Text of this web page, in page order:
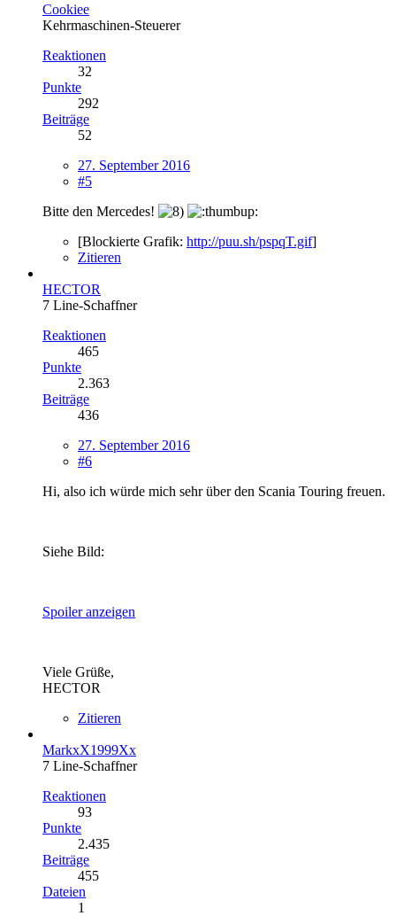
Cookiee
Kehrmaschinen-Steuerer
Reaktionen
32
Punkte
292
Beiträge
52
27. September 2016
#5
Bitte den Mercedes!
[Blockierte Grafik: http://puu.sh/pspqT.gif]
Zitieren
HECTOR
7 Line-Schaffner
Reaktionen
465
Punkte
2.363
Beiträge
436
27. September 2016
#6
Hi, also ich würde mich sehr über den Scania Touring freuen.
Siehe Bild:
Spoiler anzeigen
Viele Grüße,
HECTOR
Zitieren
MarkxX1999Xx
7 Line-Schaffner
Reaktionen
93
Punkte
2.435
Beiträge
455
Dateien
1